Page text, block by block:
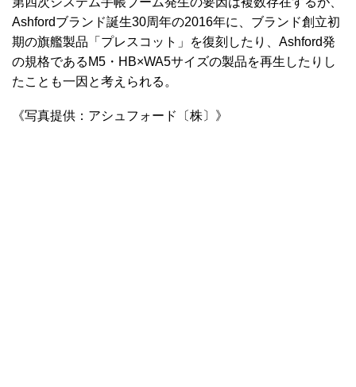
Ashfordブランド誕生30周年の2016年に、ブランド創立初
期の旗艦製品「プレスコット」を復刻したり、Ashford発
の規格であるM5・HB×WA5サイズの製品を再生したりし
たことも一因と考えられる。
《写真提供：アシュフォード〔株〕》